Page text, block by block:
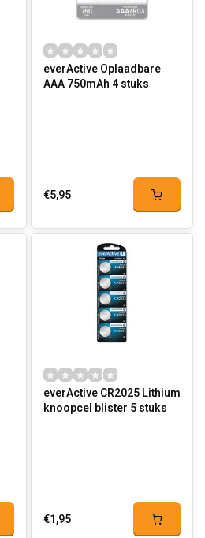
everActive Oplaadbare
AAA 750mAh 4 stuks
€5,95
everActive CR2025 Lithium
knoopcel blister 5 stuks
€1,95